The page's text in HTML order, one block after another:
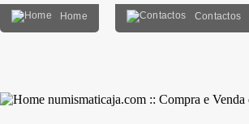
Home Contactos